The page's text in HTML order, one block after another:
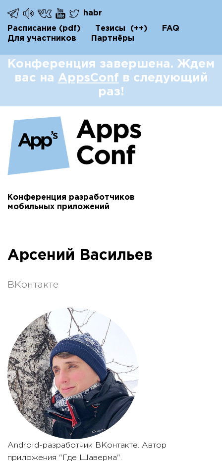
habr
Расписание (pdf) Тезисы (++)
FAQ
Для участников
Партнёры
Конференция завершена. Ждем
вас на AppsConf в следующий
раз!
Конференция разработчиков
мобильных приложений
Арсений Васильев
ВКонтакте
Android-разработчик ВКонтакте. Автор
приложения "Где Шаверма".